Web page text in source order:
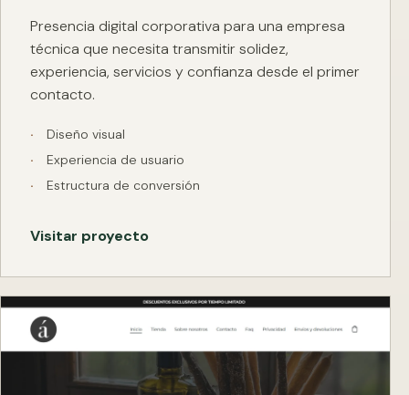
Presencia digital corporativa para una empresa
técnica que necesita transmitir solidez,
experiencia, servicios y confianza desde el primer
contacto.
Diseño visual
Experiencia de usuario
Estructura de conversión
Visitar proyecto